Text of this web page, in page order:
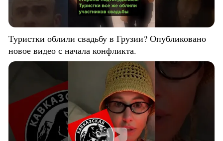
Туристки облили свадьбу в Грузии? Опубликовано
новое видео с начала конфликта.